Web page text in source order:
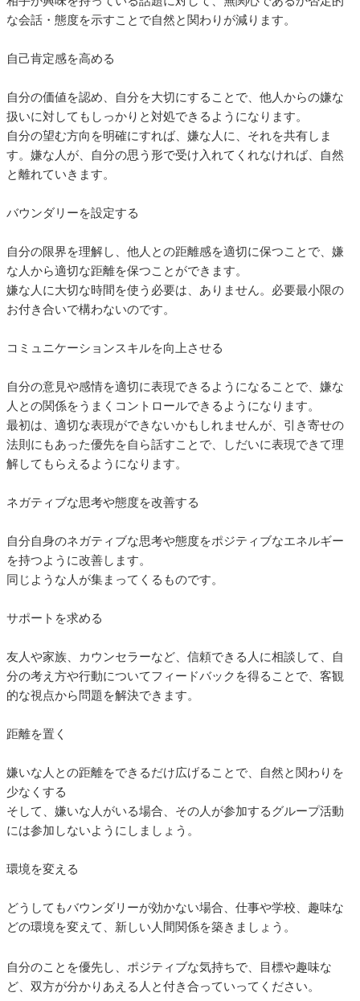
な会話・態度を示すことで自然と関わりが減ります。
自己肯定感を高める
自分の価値を認め、自分を大切にすることで、他人からの嫌な
扱いに対してもしっかりと対処できるようになります。
自分の望む方向を明確にすれば、嫌な人に、それを共有しま
す。嫌な人が、自分の思う形で受け入れてくれなければ、自然
と離れていきます。
バウンダリーを設定する
自分の限界を理解し、他人との距離感を適切に保つことで、嫌
な人から適切な距離を保つことができます。
嫌な人に大切な時間を使う必要は、ありません。必要最小限の
お付き合いで構わないのです。
コミュニケーションスキルを向上させる
自分の意見や感情を適切に表現できるようになることで、嫌な
人との関係をうまくコントロールできるようになります。
最初は、適切な表現ができないかもしれませんが、引き寄せの
法則にもあった優先を自ら話すことで、しだいに表現できて理
解してもらえるようになります。
ネガティブな思考や態度を改善する
自分自身のネガティブな思考や態度をポジティブなエネルギー
を持つように改善します。
同じような人が集まってくるものです。
サポートを求める
友人や家族、カウンセラーなど、信頼できる人に相談して、自
分の考え方や行動についてフィードバックを得ることで、客観
的な視点から問題を解決できます。
距離を置く
嫌いな人との距離をできるだけ広げることで、自然と関わりを
少なくする
そして、嫌いな人がいる場合、その人が参加するグループ活動
には参加しないようにしましょう。
環境を変える
どうしてもバウンダリーが効かない場合、仕事や学校、趣味な
どの環境を変えて、新しい人間関係を築きましょう。
自分のことを優先し、ポジティブな気持ちで、目標や趣味な
ど、双方が分かりあえる人と付き合っていってください。